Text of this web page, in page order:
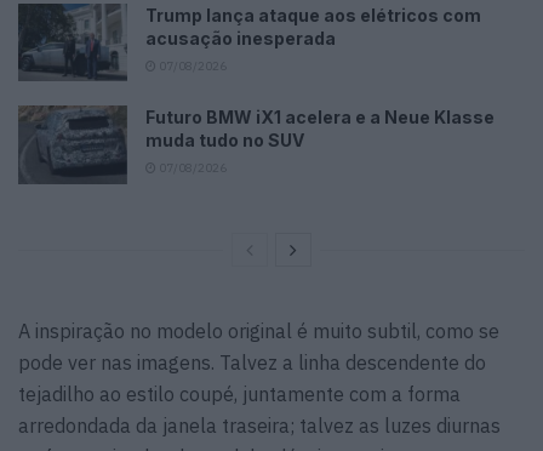
Trump lança ataque aos elétricos com
acusação inesperada
Futuro BMW iX1 acelera e a Neue Klasse
muda tudo no SUV
A inspiração no modelo original é muito subtil, como se
pode ver nas imagens. Talvez a linha descendente do
tejadilho ao estilo coupé, juntamente com a forma
arredondada da janela traseira; talvez as luzes diurnas